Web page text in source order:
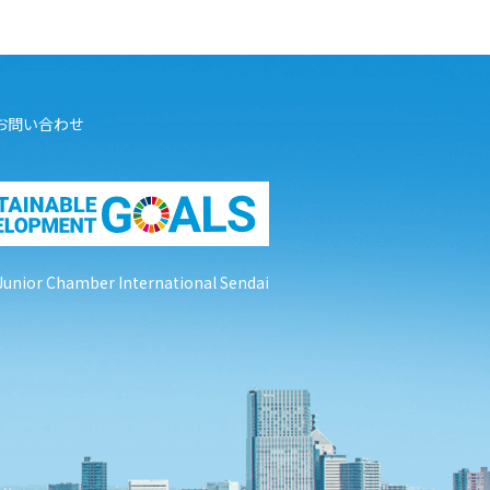
問い合わせ
Chamber International Sendai